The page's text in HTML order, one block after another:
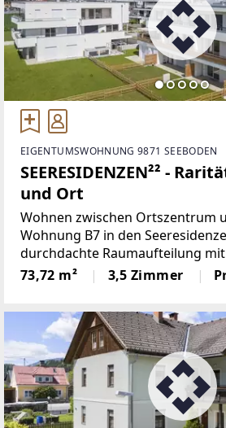
EIGENTUMSWOHNUNG 9871 SEEBODEN
SEERESIDENZEN²² -
und Ort
Wohnen zwischen Ortszentrum
Wohnung B7 in den
durchdachte Raumaufteilung
während des ganzen Jahres
Gehminuten vom Seeufer
73,72 m² 3,5 Zimmer